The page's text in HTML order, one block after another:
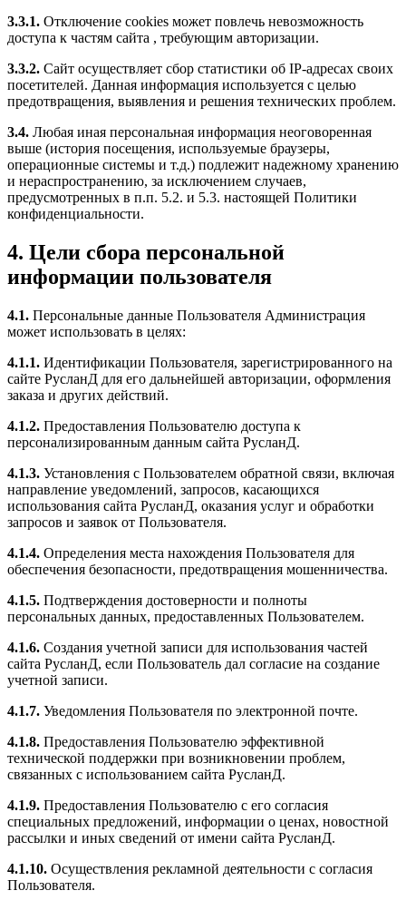
3.3.1. Отключение cookies может повлечь невозможность
доступа к частям сайта , требующим авторизации.
3.3.2. Сайт осуществляет сбор статистики об IP-адресах своих
посетителей. Данная информация используется с целью
предотвращения, выявления и решения технических проблем.
3.4. Любая иная персональная информация неоговоренная
выше (история посещения, используемые браузеры,
операционные системы и т.д.) подлежит надежному хранению
и нераспространению, за исключением случаев,
предусмотренных в п.п. 5.2. и 5.3. настоящей Политики
конфиденциальности.
4. Цели сбора персональной
информации пользователя
4.1. Персональные данные Пользователя Администрация
может использовать в целях:
4.1.1. Идентификации Пользователя, зарегистрированного на
сайте РусланД для его дальнейшей авторизации, оформления
заказа и других действий.
4.1.2. Предоставления Пользователю доступа к
персонализированным данным сайта РусланД.
4.1.3. Установления с Пользователем обратной связи, включая
направление уведомлений, запросов, касающихся
использования сайта РусланД, оказания услуг и обработки
запросов и заявок от Пользователя.
4.1.4. Определения места нахождения Пользователя для
обеспечения безопасности, предотвращения мошенничества.
4.1.5. Подтверждения достоверности и полноты
персональных данных, предоставленных Пользователем.
4.1.6. Создания учетной записи для использования частей
сайта РусланД, если Пользователь дал согласие на создание
учетной записи.
4.1.7. Уведомления Пользователя по электронной почте.
4.1.8. Предоставления Пользователю эффективной
технической поддержки при возникновении проблем,
связанных с использованием сайта РусланД.
4.1.9. Предоставления Пользователю с его согласия
специальных предложений, информации о ценах, новостной
рассылки и иных сведений от имени сайта РусланД.
4.1.10. Осуществления рекламной деятельности с согласия
Пользователя.